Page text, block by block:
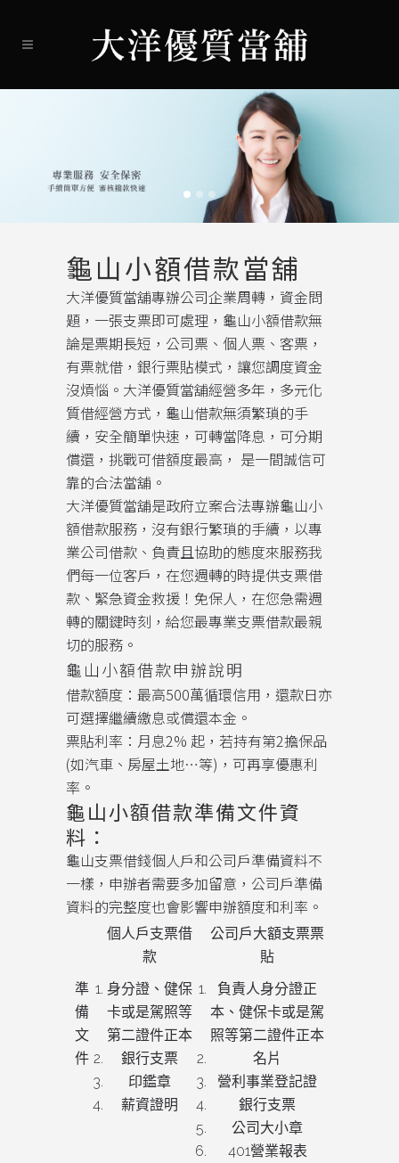
龜山小額借款當舖
大洋優質當舖專辦公司企業周轉，資金問
題，一張支票即可處理，龜山小額借款無
論是票期長短，公司票、個人票、客票，
有票就借，銀行票貼模式，讓您調度資金
沒煩惱。大洋優質當舖經營多年，多元化
質借經營方式，龜山借款無須繁瑣的手
續，安全簡單快速，可轉當降息，可分期
償還，挑戰可借額度最高， 是一間誠信可
靠的合法當舖。
大洋優質當舖是政府立案合法專辦龜山小
額借款服務，沒有銀行繁瑣的手續，以專
業公司借款、負責且協助的態度來服務我
們每一位客戶，在您週轉的時提供支票借
款、緊急資金救援！免保人，在您急需週
轉的關鍵時刻，給您最專業支票借款最親
切的服務。
龜山小額借款申辦說明
借款額度：最高500萬循環信用，還款日亦
可選擇繼續繳息或償還本金。
票貼利率：月息2% 起，若持有第2擔保品
(如汽車、房屋土地…等)，可再享優惠利
率。
龜山小額借款準備文件資
料：
龜山支票借錢個人戶和公司戶準備資料不
一樣，申辦者需要多加留意，公司戶準備
資料的完整度也會影響申辦額度和利率。
個人戶支票借
款
公司戶大額支票票
貼
準
備
文
件
身分證、健保
卡或是駕照等
第二證件正本
銀行支票
印鑑章
薪資證明
負責人身分證正
本、健保卡或是駕
照等第二證件正本
名片
營利事業登記證
銀行支票
公司大小章
401營業報表